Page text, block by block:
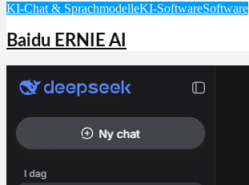
KI-Chat & SprachmodelleKI-SoftwareSoftware
Baidu ERNIE AI